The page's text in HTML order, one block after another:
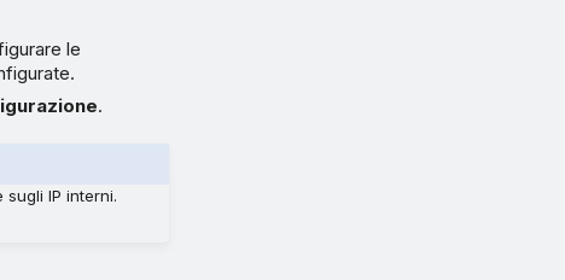
le
.
IP interni.